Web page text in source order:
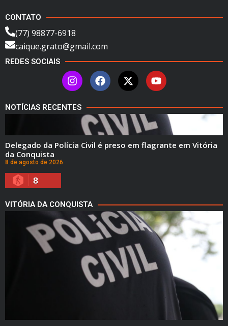
CONTATO
(77) 98877-6918
caique.grato@gmail.com
REDES SOCIAIS
NOTÍCIAS RECENTES
Delegado da Polícia Civil é preso em flagrante em Vitória
da Conquista
8 de agosto de 2026
8
VITÓRIA DA CONQUISTA